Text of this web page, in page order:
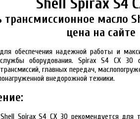
трансмиссионное масло
цена на сайте
обеспечения надежной работы и
оборудования. Spirax S4 CX 30
главных передач,
внедорожной техники.
Spirax S4 CX 30 рекомендуется для